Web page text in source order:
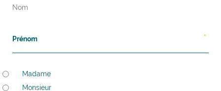
Nom
Madame
Monsieur